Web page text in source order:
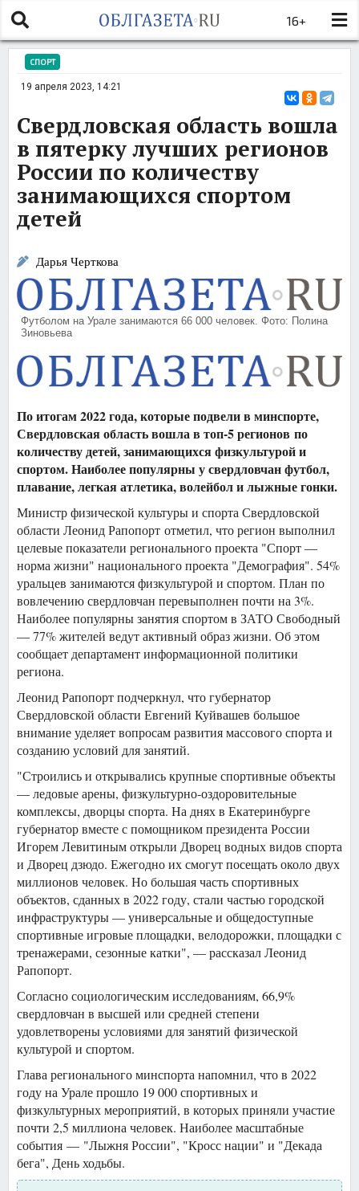
16+
СПОРТ
19 апреля 2023, 14:21
Свердловская область вошла
в пятерку лучших регионов
России по количеству
занимающихся спортом
детей
Дарья Черткова
Футболом на Урале занимаются 66 000 человек. Фото: Полина
Зиновьева
По итогам 2022 года, которые подвели в минспорте,
Свердловская область вошла в топ-5 регионов по
количеству детей, занимающихся физкультурой и
спортом. Наиболее популярны у свердловчан футбол,
плавание, легкая атлетика, волейбол и лыжные гонки.
Министр физической культуры и спорта Свердловской
области Леонид Рапопорт отметил, что регион выполнил
целевые показатели регионального проекта "Спорт —
норма жизни" национального проекта "Демография". 54%
уральцев занимаются физкультурой и спортом. План по
вовлечению свердловчан перевыполнен почти на 3%.
Наиболее популярны занятия спортом в ЗАТО Свободный
— 77% жителей ведут активный образ жизни. Об этом
сообщает департамент информационной политики
региона.
Леонид Рапопорт подчеркнул, что губернатор
Свердловской области Евгений Куйвашев большое
внимание уделяет вопросам развития массового спорта и
созданию условий для занятий.
"Строились и открывались крупные спортивные объекты
— ледовые арены, физкультурно-оздоровительные
комплексы, дворцы спорта. На днях в Екатеринбурге
губернатор вместе с помощником президента России
Игорем Левитиным открыли Дворец водных видов спорта
и Дворец дзюдо. Ежегодно их смогут посещать около двух
миллионов человек. Но большая часть спортивных
объектов, сданных в 2022 году, стали частью городской
инфраструктуры — универсальные и общедоступные
спортивные игровые площадки, велодорожки, площадки с
тренажерами, сезонные катки", — рассказал Леонид
Рапопорт.
Согласно социологическим исследованиям, 66,9%
свердловчан в высшей или средней степени
удовлетворены условиями для занятий физической
культурой и спортом.
Глава регионального минспорта напомнил, что в 2022
году на Урале прошло 19 000 спортивных и
физкультурных мероприятий, в которых приняли участие
почти 2,5 миллиона человек. Наиболее масштабные
события — "Лыжня России", "Кросс нации" и "Декада
бега", День ходьбы.